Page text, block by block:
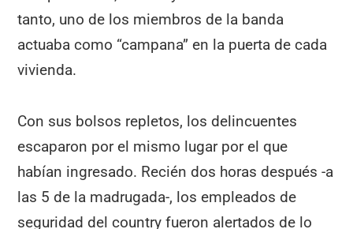
tanto, uno de los miembros de la banda
actuaba como “campana” en la puerta de cada
vivienda.
Con sus bolsos repletos, los delincuentes
escaparon por el mismo lugar por el que
habían ingresado. Recién dos horas después -a
las 5 de la madrugada-, los empleados de
seguridad del country fueron alertados de lo